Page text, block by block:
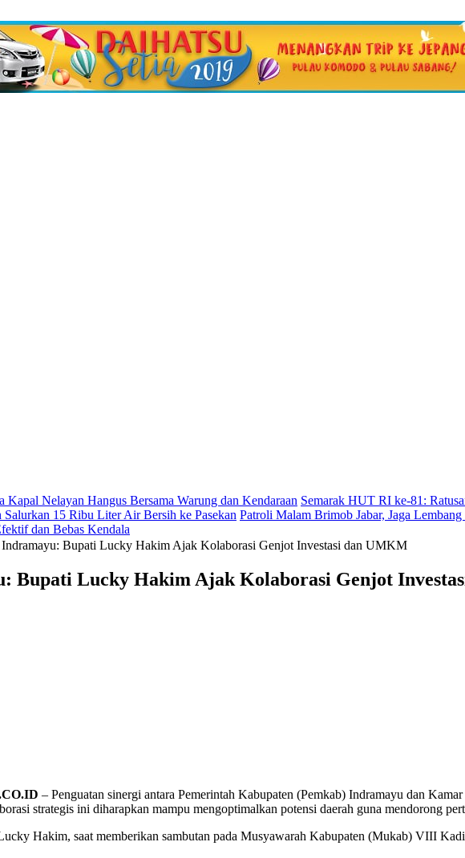
Nelayan Hangus Bersama Warung dan Kendaraan Semarak HUT RI ke-81:
15 Ribu Liter Air Bersih ke Pasekan Patroli Malam Brimob Jabar, Jaga
dan Bebas Kendala
Bupati Lucky Hakim Ajak Kolaborasi Genjot Investasi dan UMKM
Bupati Lucky Hakim Ajak Kolaborasi Genjot
– Penguatan sinergi antara Pemerintah Kabupaten (Pemkab) Indramayu dan
strategis ini diharapkan mampu mengoptimalkan potensi daerah guna mendorong
Hakim, saat memberikan sambutan pada Musyawarah Kabupaten (Mukab) VIII